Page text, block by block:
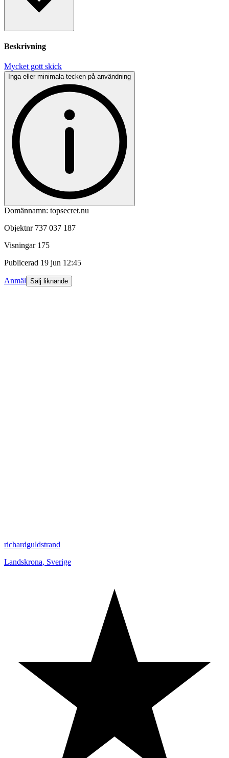
Beskrivning
Mycket gott skick
Inga eller minimala tecken på användning
Domännamn: topsecret.nu
Objektnr 737 037 187
Visningar 175
Publicerad 19 jun 12:45
Anmäl Sälj liknande
richardguldstrand
Landskrona, Sverige